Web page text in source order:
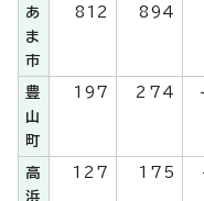
あ
ま
市
812 894
豊
山
町
197 274
高
浜
127 175